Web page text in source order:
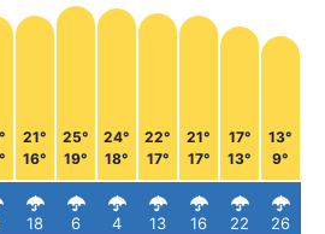
21°
16°
18
25°
19°
6
24°
18°
4
22°
17°
13
21°
17°
16
17°
13°
22
13°
9°
26